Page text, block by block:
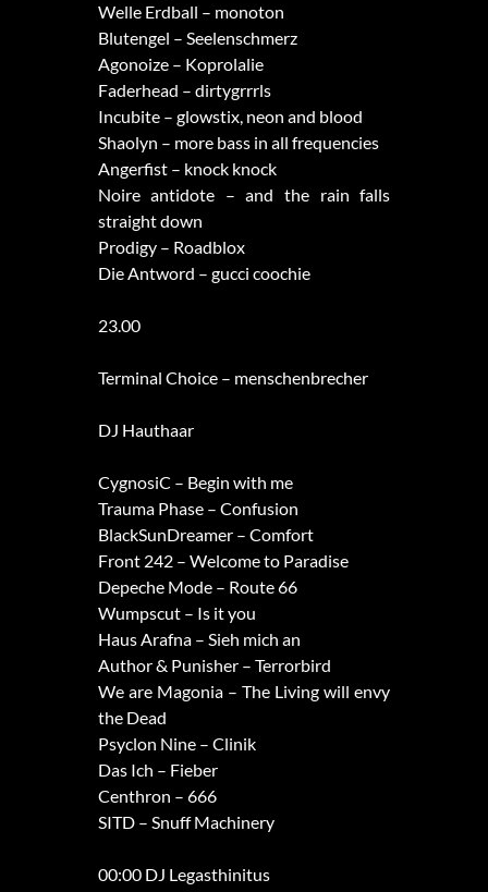
Welle Erdball – monoton
Blutengel – Seelenschmerz
Agonoize – Koprolalie
Faderhead – dirtygrrrls
Incubite – glowstix, neon and blood
Shaolyn – more bass in all frequencies
Angerfist – knock knock
Noire antidote – and the rain falls
straight down
Prodigy – Roadblox
Die Antword – gucci coochie
23.00
Terminal Choice – menschenbrecher
DJ Hauthaar
CygnosiC – Begin with me
Trauma Phase – Confusion
BlackSunDreamer – Comfort
Front 242 – Welcome to Paradise
Depeche Mode – Route 66
Wumpscut – Is it you
Haus Arafna – Sieh mich an
Author & Punisher – Terrorbird
We are Magonia – The Living will envy
the Dead
Psyclon Nine – Clinik
Das Ich – Fieber
Centhron – 666
SITD – Snuff Machinery
00:00 DJ Legasthinitus